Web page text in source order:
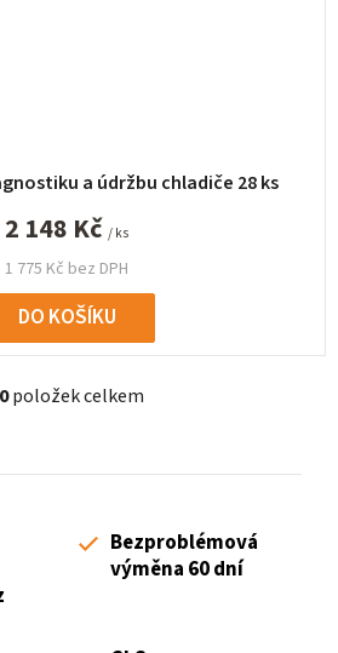
a údržbu chladiče 28 ks
1 775 Kč bez DPH
2 148 Kč / ks
DO KOŠÍKU
O
l
položek celkem
Bezproblémová
výměna 60 dní